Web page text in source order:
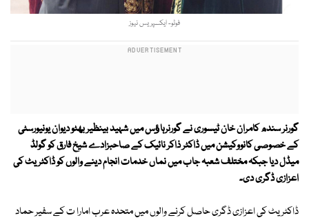
فوٹو- ایکسپریس نیوز
گورنر سندھ کامران خان ٹیسوری نے گورنرہاﺅس میں شہید بینظیر بھٹو دیوان یونیورسٹی
کے خصوصی کانووکیشن میں ڈاکٹر ذاکر نائیک کے صاحبزادے شیخ فارق کو گولڈ
میڈل دیا جبکہ مختلف شعبہ جاب میں نماں خدمات انجام دینے والوں کو ڈاکٹریٹ کی
اعزازی ڈگری دی۔
ڈاکٹریٹ کی اعزازی ڈگری حاصل کرنے والوں میں متحدہ عرب امارا ت کے سفیر حماد